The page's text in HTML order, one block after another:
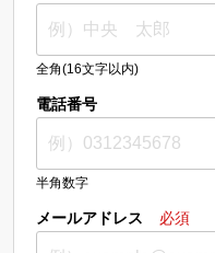
全角(16文字以内)
電話番号
半角数字
メールアドレス 必須